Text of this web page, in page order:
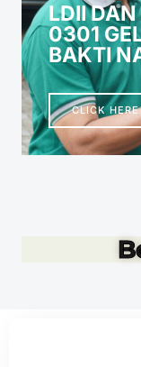
LDII
0301
BAKTI
CLICK HERE